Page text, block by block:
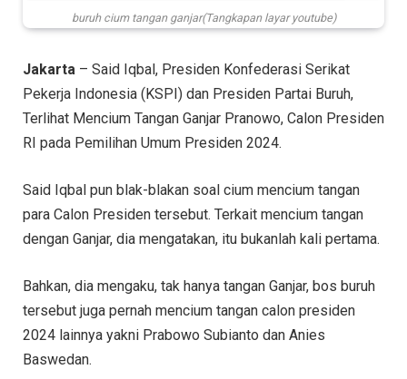
buruh cium tangan ganjar(Tangkapan layar youtube)
Jakarta – Said Iqbal, Presiden Konfederasi Serikat
Pekerja Indonesia (KSPI) dan Presiden Partai Buruh,
Terlihat Mencium Tangan Ganjar Pranowo, Calon Presiden
RI pada Pemilihan Umum Presiden 2024.
Said Iqbal pun blak-blakan soal cium mencium tangan
para Calon Presiden tersebut. Terkait mencium tangan
dengan Ganjar, dia mengatakan, itu bukanlah kali pertama.
Bahkan, dia mengaku, tak hanya tangan Ganjar, bos buruh
tersebut juga pernah mencium tangan calon presiden
2024 lainnya yakni Prabowo Subianto dan Anies
Baswedan.